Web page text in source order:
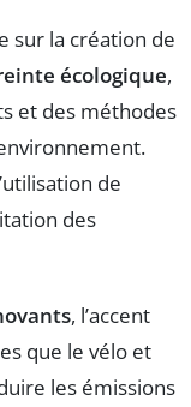
sur la création de
écologique,
et des méthodes
de
des
, l’accent
que le vélo et
les émissions